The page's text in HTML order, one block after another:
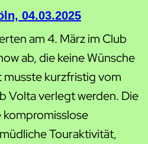
04.03.2025
am 4. März im Club
ab, die keine Wünsche
kurzfristig vom
Volta verlegt werden. Die
kompromisslose
Touraktivität,